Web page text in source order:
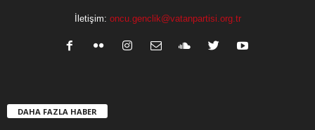
İletişim: oncu.genclik@vatanpartisi.org.tr
DAHA FAZLA HABER